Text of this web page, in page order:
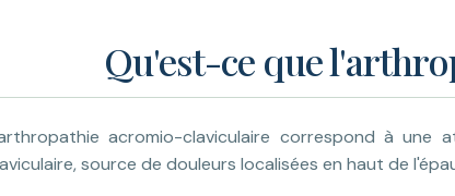
Qu'est-ce que
acromio-claviculaire correspond à
source de douleurs localisées en haut de